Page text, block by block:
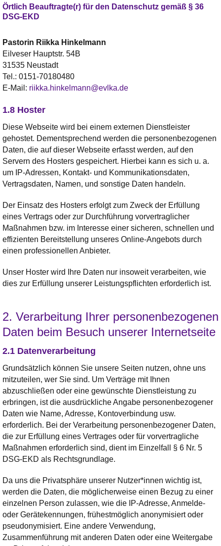
Örtlich Beauftragte(r) für den Datenschutz gemäß § 36
DSG-EKD
Pastorin Riikka Hinkelmann
Eilveser Hauptstr. 54B
31535 Neustadt
Tel.: 0151-70180480
E-Mail: riikka.hinkelmann@evlka.de
1.8 Hoster
Diese Webseite wird bei einem externen Dienstleister
gehostet. Dementsprechend werden die personenbezogenen
Daten, die auf dieser Webseite erfasst werden, auf den
Servern des Hosters gespeichert. Hierbei kann es sich u. a.
um IP-Adressen, Kontakt- und Kommunikationsdaten,
Vertragsdaten, Namen, und sonstige Daten handeln.
Der Einsatz des Hosters erfolgt zum Zweck der Erfüllung
eines Vertrags oder zur Durchführung vorvertraglicher
Maßnahmen bzw. im Interesse einer sicheren, schnellen und
effizienten Bereitstellung unseres Online-Angebots durch
einen professionellen Anbieter.
Unser Hoster wird Ihre Daten nur insoweit verarbeiten, wie
dies zur Erfüllung unserer Leistungspflichten erforderlich ist.
2. Verarbeitung Ihrer personenbezogenen
Daten beim Besuch unserer Internetseite
2.1 Datenverarbeitung
Grundsätzlich können Sie unsere Seiten nutzen, ohne uns
mitzuteilen, wer Sie sind. Um Verträge mit Ihnen
abzuschließen oder eine gewünschte Dienstleistung zu
erbringen, ist die ausdrückliche Angabe personenbezogener
Daten wie Name, Adresse, Kontoverbindung usw.
erforderlich. Bei der Verarbeitung personenbezogener Daten,
die zur Erfüllung eines Vertrages oder für vorvertragliche
Maßnahmen erforderlich sind, dient im Einzelfall § 6 Nr. 5
DSG-EKD als Rechtsgrundlage.
Da uns die Privatsphäre unserer Nutzer*innen wichtig ist,
werden die Daten, die möglicherweise einen Bezug zu einer
einzelnen Person zulassen, wie die IP-Adresse, Anmelde-
oder Gerätekennungen, frühestmöglich anonymisiert oder
pseudonymisiert. Eine andere Verwendung,
Zusammenführung mit anderen Daten oder eine Weitergabe